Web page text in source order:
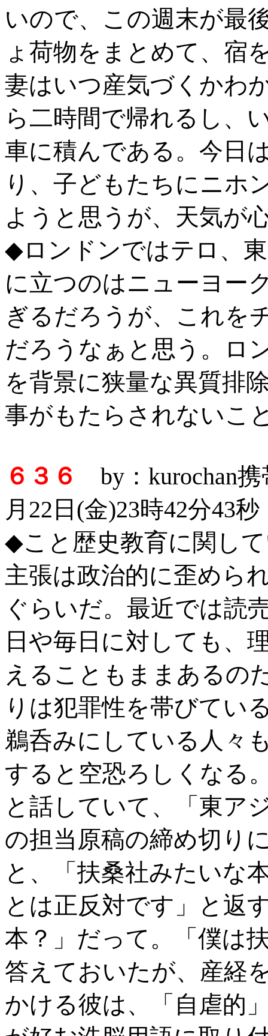
いので、この週末が最
ょ荷物をまとめて、宿
妻はいつ産気づくかわ
ら二時間で帰れるし、
車に積んである。今日
り、子どもたちにニホ
ようと思うが、天気が
◆ロンドンではテロ、
に立つのはニューヨー
ぎるだろうが、これを
だろうなぁと思う。ロ
を背景に狭量な異質排
事がもたらされないこ
６３６
by：kurochan
月22日(金)23時42分43秒
◆こと歴史教育に関し
主張は政治的に歪めら
ぐらいだ。最近では読
日や毎日に対しても、
えることもままあるの
りは犯罪性を帯びてい
鵜呑みにしている人々
すると空恐ろしくなる
と話していて、「東ア
の担当原稿の締め切り
と、「扶桑社みたいな
とは正反対です」と返
本？」だって。「僕は
答えておいたが、産経
かける彼は、「自虐的